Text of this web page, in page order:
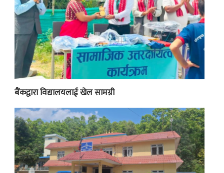
बैंकद्वारा विद्यालयलाई खेल सामग्री